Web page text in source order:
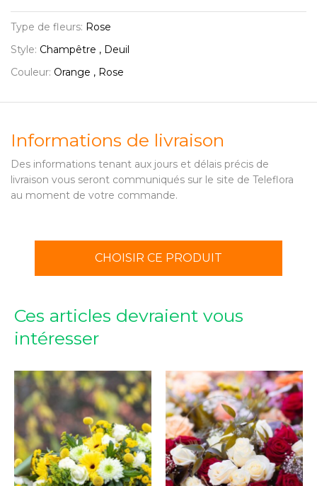
Type de fleurs: Rose
Style: Champêtre , Deuil
Couleur: Orange , Rose
Informations de livraison
Des informations tenant aux jours et délais précis de
livraison vous seront communiqués sur le site de Teleflora
au moment de votre commande.
CHOISIR CE PRODUIT
Ces articles devraient vous
intéresser